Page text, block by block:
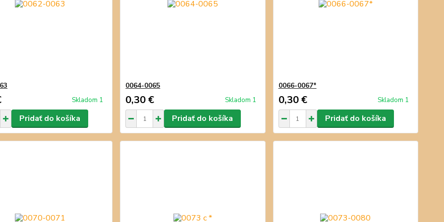
Skladom 1
Pridať do košíka
0064-0065
0,30 € Skladom 1
Pridať do košíka
0066-0067*
0,30 € Skladom 1
Pridať do košíka